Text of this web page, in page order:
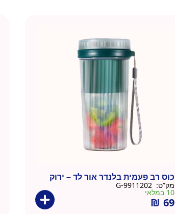
כוס רב פעמית בלנדר אור לד – ירוק
מק”ט: 9911202-G
10 במלאי
₪ 69